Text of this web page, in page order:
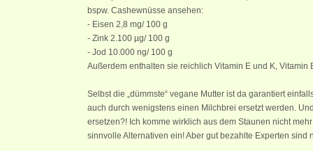
bspw. Cashewnüsse ansehen:
- Eisen 2,8 mg/ 100 g
- Zink 2.100 µg/ 100 g
- Jod 10.000 ng/ 100 g
Außerdem enthalten sie reichlich Vitamin E und K, Vitamin
Selbst die „dümmste“ vegane Mutter ist da garantiert
auch durch wenigstens einen Milchbrei ersetzt werden.
ersetzen?! Ich komme wirklich aus dem Staunen nicht
sinnvolle Alternativen ein! Aber gut bezahlte Experten